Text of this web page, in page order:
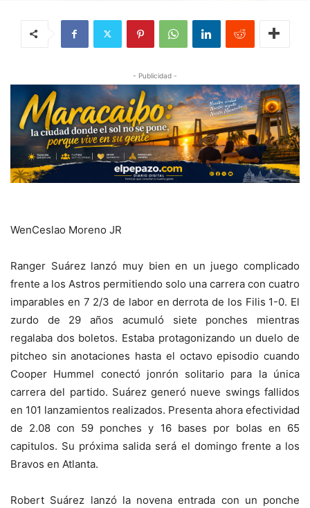
- Publicidad -
WenCeslao Moreno JR
Ranger Suárez lanzó muy bien en un juego complicado
frente a los Astros permitiendo solo una carrera con cuatro
imparables en 7 2/3 de labor en derrota de los Filis 1-0. El
zurdo de 29 años acumuló siete ponches mientras
regalaba dos boletos. Estaba protagonizando un duelo de
pitcheo sin anotaciones hasta el octavo episodio cuando
Cooper Hummel conectó jonrón solitario para la única
carrera del partido. Suárez generó nueve swings fallidos
en 101 lanzamientos realizados. Presenta ahora efectividad
de 2.08 con 59 ponches y 16 bases por bolas en 65
capitulos. Su próxima salida será el domingo frente a los
Bravos en Atlanta.
Robert Suárez lanzó la novena entrada con un ponche